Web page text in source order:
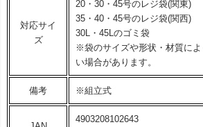
対応サイ
ズ
20・30・45号のレジ袋(関東)
35・40・45号のレジ袋(関西)
30L・45Lのゴミ袋
※袋のサイズや形状・材質に
い場合があります。
備考 ※組立式
4903208102643